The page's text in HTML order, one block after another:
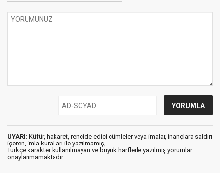
UYARI: Küfür, hakaret, rencide edici cümleler veya imalar, inançlara saldırı
içeren, imla kuralları ile yazılmamış,
Türkçe karakter kullanılmayan ve büyük harflerle yazılmış yorumlar
onaylanmamaktadır.